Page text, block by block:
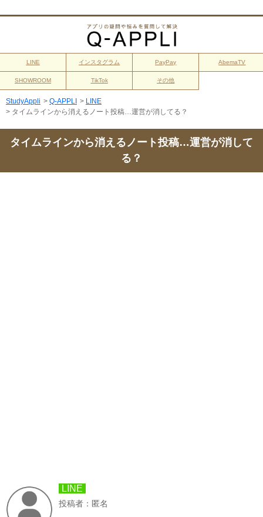
LINE インスタグラム PayPay AbemaTV
SHOWROOM TikTok その他
StudyAppli > Q-APPLI > LINE
> タイムラインから消えるノート投稿…運営が消してる？
タイムラインから消えるノート投稿…運営が消して
る？
LINE
投稿者：匿名